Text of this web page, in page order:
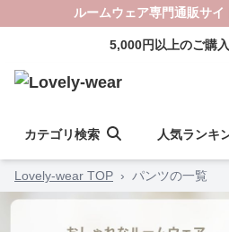
ルームウェア専門通販サ
5,000円以上のご購
カテゴリ検索 人気ランキ
Lovely-wear TOP › パンツの一覧